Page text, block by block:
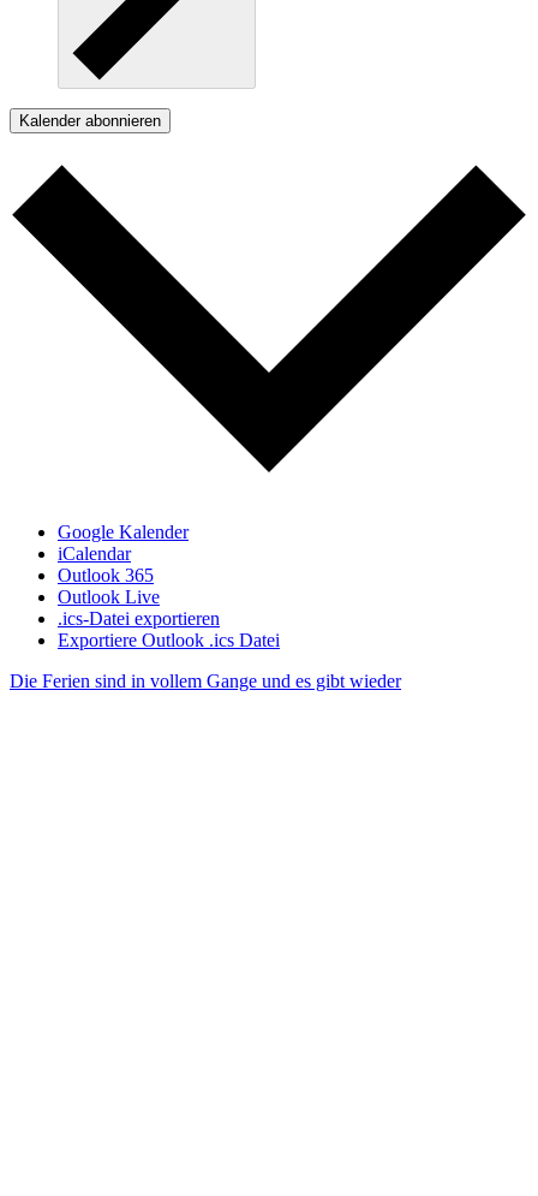
Kalender abonnieren
Google Kalender
iCalendar
Outlook 365
Outlook Live
.ics-Datei exportieren
Exportiere Outlook .ics Datei
Die Ferien sind in vollem Gange und es gibt wieder